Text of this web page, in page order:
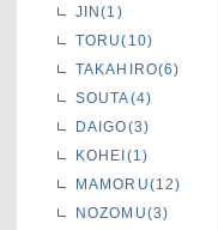
JIN(1)
TORU(10)
TAKAHIRO(6)
SOUTA(4)
DAIGO(3)
KOHEI(1)
MAMORU(12)
NOZOMU(3)